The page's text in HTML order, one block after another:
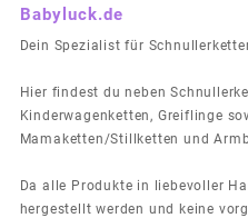
Babyluck.de
Dein Spezialist für
Hier findest du neben
Kinderwagenketten, Greiflinge
Mamaketten/Stillketten und
Da alle Produkte in liebevoller
hergestellt werden und keine